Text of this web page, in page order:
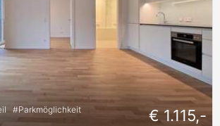
#Parkmöglichkeit
€ 1.115,-